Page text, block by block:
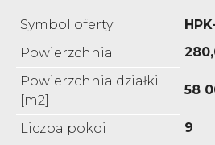
Symbol oferty
Powierzchnia
Powierzchnia działki
[m2]
58
Liczba pokoi
9